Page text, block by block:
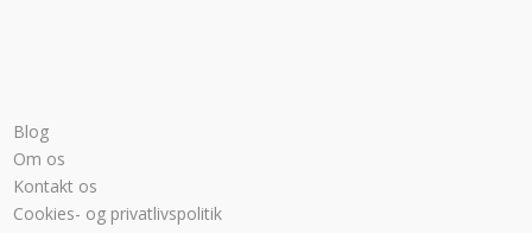
Blog
Om os
Kontakt os
Cookies- og privatlivspolitik